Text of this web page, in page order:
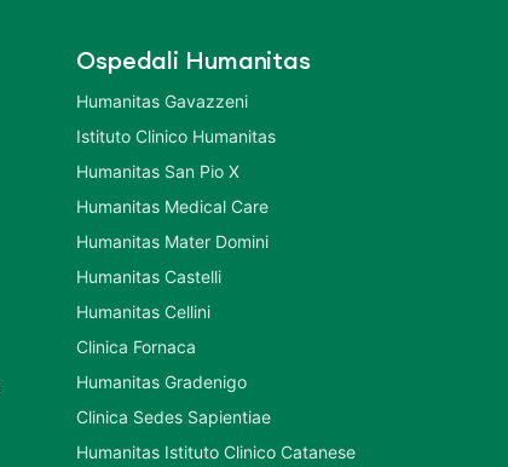
Ospedali Humanitas
Humanitas Gavazzeni
Istituto Clinico Humanitas
Humanitas San Pio X
Humanitas Medical Care
Humanitas Mater Domini
Humanitas Castelli
Humanitas Cellini
Clinica Fornaca
Humanitas Gradenigo
Clinica Sedes Sapientiae
Humanitas Istituto Clinico Catanese